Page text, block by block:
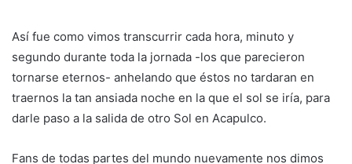
Así fue como vimos transcurrir cada hora, minuto y
segundo durante toda la jornada -los que parecieron
tornarse eternos- anhelando que éstos no tardaran en
traernos la tan ansiada noche en la que el sol se iría, para
darle paso a la salida de otro Sol en Acapulco.
Fans de todas partes del mundo nuevamente nos dimos